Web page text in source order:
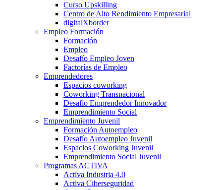
Curso Upskilling
Centro de Alto Rendimiento Empresarial
digitalXborder
Empleo Formación
Formación
Empleo
Desafío Empleo Joven
Factorías de Empleo
Emprendedores
Espacios coworking
Coworking Transnacional
Desafío Emprendedor Innovador
Emprendimiento Social
Emprendimiento Juvenil
Formación Autoempleo
Desafío Autoempleo Juvenil
Espacios Coworking Juvenil
Emprendimiento Social Juvenil
Programas ACTIVA
Activa Industria 4.0
Activa Ciberseguridad